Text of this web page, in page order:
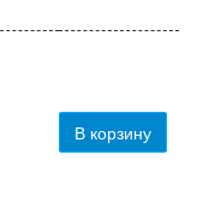
В корзину